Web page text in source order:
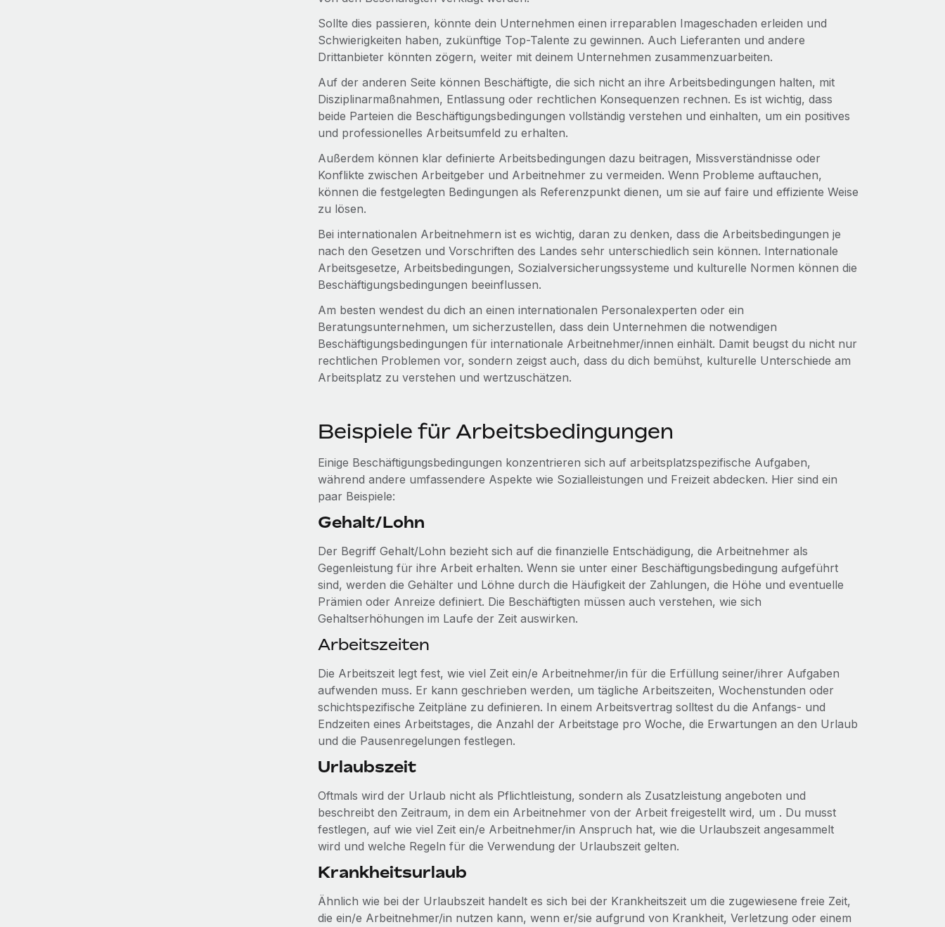
Sollte dies passieren, könnte dein Unternehmen einen irreparablen Imageschaden erleiden und
Schwierigkeiten haben, zukünftige Top-Talente zu gewinnen. Auch Lieferanten und andere
Drittanbieter könnten zögern, weiter mit deinem Unternehmen zusammenzuarbeiten.
Auf der anderen Seite können Beschäftigte, die sich nicht an ihre Arbeitsbedingungen halten, mit
Disziplinarmaßnahmen, Entlassung oder rechtlichen Konsequenzen rechnen. Es ist wichtig, dass
beide Parteien die Beschäftigungsbedingungen vollständig verstehen und einhalten, um ein positives
und professionelles Arbeitsumfeld zu erhalten.
Außerdem können klar definierte Arbeitsbedingungen dazu beitragen, Missverständnisse oder
Konflikte zwischen Arbeitgeber und Arbeitnehmer zu vermeiden. Wenn Probleme auftauchen,
können die festgelegten Bedingungen als Referenzpunkt dienen, um sie auf faire und effiziente Weise
zu lösen.
Bei internationalen Arbeitnehmern ist es wichtig, daran zu denken, dass die Arbeitsbedingungen je
nach den Gesetzen und Vorschriften des Landes sehr unterschiedlich sein können. Internationale
Arbeitsgesetze, Arbeitsbedingungen, Sozialversicherungssysteme und kulturelle Normen können die
Beschäftigungsbedingungen beeinflussen.
Am besten wendest du dich an einen internationalen Personalexperten oder ein
Beratungsunternehmen, um sicherzustellen, dass dein Unternehmen die notwendigen
Beschäftigungsbedingungen für internationale Arbeitnehmer/innen einhält. Damit beugst du nicht nur
rechtlichen Problemen vor, sondern zeigst auch, dass du dich bemühst, kulturelle Unterschiede am
Arbeitsplatz zu verstehen und wertzuschätzen.
Beispiele für Arbeitsbedingungen
Einige Beschäftigungsbedingungen konzentrieren sich auf arbeitsplatzspezifische Aufgaben,
während andere umfassendere Aspekte wie Sozialleistungen und Freizeit abdecken. Hier sind ein
paar Beispiele:
Gehalt/Lohn
Der Begriff Gehalt/Lohn bezieht sich auf die finanzielle Entschädigung, die Arbeitnehmer als
Gegenleistung für ihre Arbeit erhalten. Wenn sie unter einer Beschäftigungsbedingung aufgeführt
sind, werden die Gehälter und Löhne durch die Häufigkeit der Zahlungen, die Höhe und eventuelle
Prämien oder Anreize definiert. Die Beschäftigten müssen auch verstehen, wie sich
Gehaltserhöhungen im Laufe der Zeit auswirken.
Arbeitszeiten
Die Arbeitszeit legt fest, wie viel Zeit ein/e Arbeitnehmer/in für die Erfüllung seiner/ihrer Aufgaben
aufwenden muss. Er kann geschrieben werden, um tägliche Arbeitszeiten, Wochenstunden oder
schichtspezifische Zeitpläne zu definieren. In einem Arbeitsvertrag solltest du die Anfangs- und
Endzeiten eines Arbeitstages, die Anzahl der Arbeitstage pro Woche, die Erwartungen an den Urlaub
und die Pausenregelungen festlegen.
Urlaubszeit
Oftmals wird der Urlaub nicht als Pflichtleistung, sondern als Zusatzleistung angeboten und
beschreibt den Zeitraum, in dem ein Arbeitnehmer von der Arbeit freigestellt wird, um . Du musst
festlegen, auf wie viel Zeit ein/e Arbeitnehmer/in Anspruch hat, wie die Urlaubszeit angesammelt
wird und welche Regeln für die Verwendung der Urlaubszeit gelten.
Krankheitsurlaub
Ähnlich wie bei der Urlaubszeit handelt es sich bei der Krankheitszeit um die zugewiesene freie Zeit,
die ein/e Arbeitnehmer/in nutzen kann, wenn er/sie aufgrund von Krankheit, Verletzung oder einem